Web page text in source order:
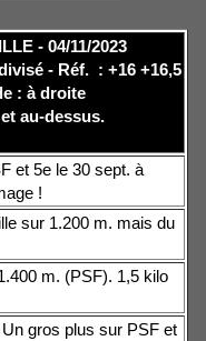
- 04/11/2023
- Réf. : +16 +16,5
: à droite
au-dessus.
et 5e le 30 sept. à
!
sur 1.200 m. mais du
m. (PSF). 1,5 kilo
gros plus sur PSF et